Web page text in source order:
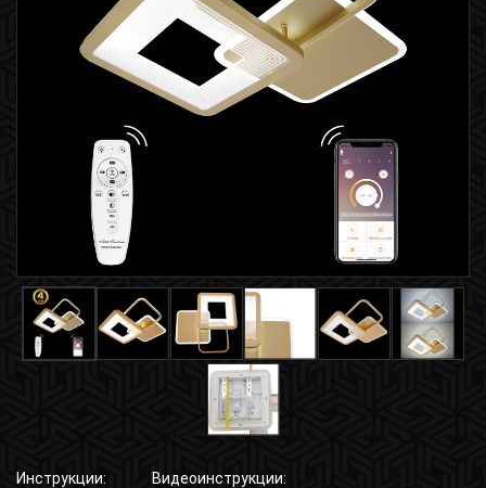
Инструкции: Видеоинструкции: